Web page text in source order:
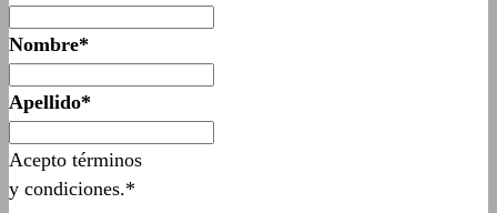
Nombre*
Apellido*
Acepto términos
y condiciones.*